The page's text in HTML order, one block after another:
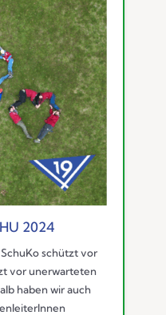
2024
schützt vor
vor unerwarteten
haben wir auch